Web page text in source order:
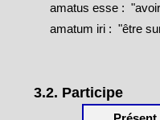
amatus esse :
amatum iri : "être
3.2. Participe